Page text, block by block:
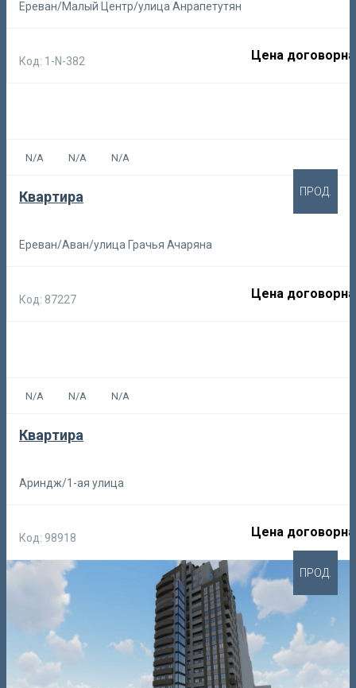
Ереван/Малый Центр/улица Анрапетутян
Код: 1-N-382 Цена
N/A N/A N/A
Квартира
Ереван/Аван/улица Грачья Ачаряна
Код: 87227 Цена
ПРОД.
N/A N/A N/A
Квартира
Ариндж/1-ая улица
Код: 98918 Цена
ПРОД.